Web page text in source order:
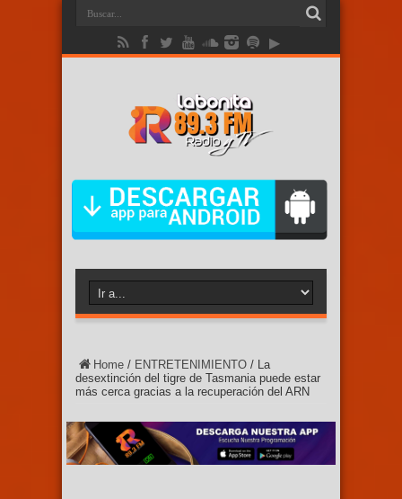
Home / ENTRETENIMIENTO / La
desextinción del tigre de Tasmania puede estar
más cerca gracias a la recuperación del ARN